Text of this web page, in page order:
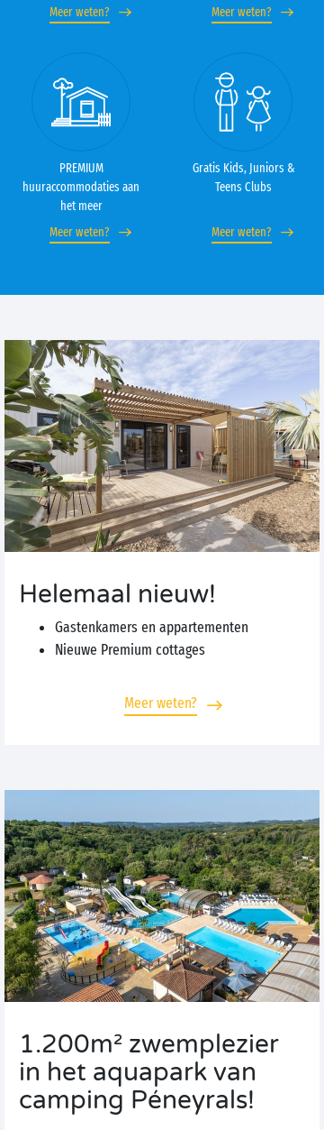
Meer weten?
Meer weten?
PREMIUM
huuraccommodaties aan
het meer
Meer weten?
Gratis Kids, Juniors &
Teens Clubs
Meer weten?
Helemaal nieuw!
Gastenkamers en appartementen
Nieuwe Premium cottages
Meer weten?
1.200m² zwemplezier
in het aquapark van
camping Péneyrals!